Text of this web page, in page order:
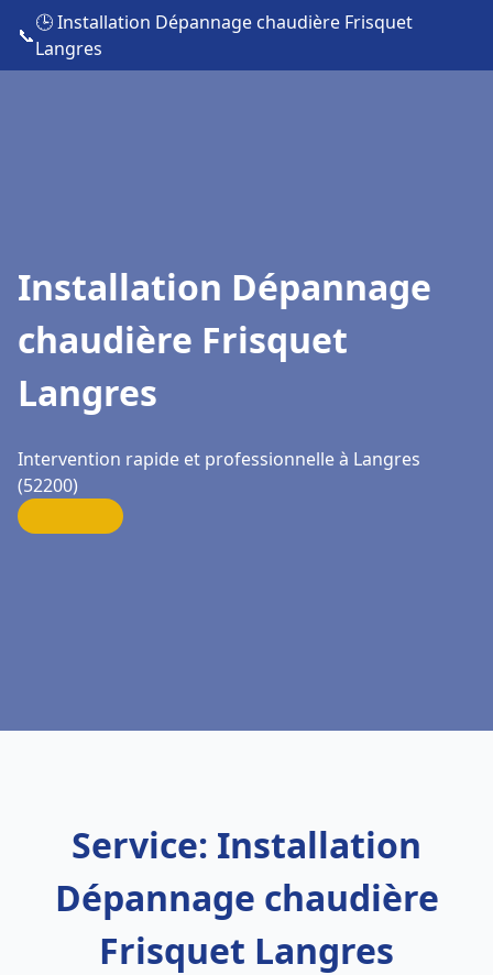
📞
🕒 Installation Dépannage chaudière Frisquet
Langres
Installation Dépannage
chaudière Frisquet
Langres
Intervention rapide et professionnelle à Langres
(52200)
Service: Installation
Dépannage chaudière
Frisquet Langres